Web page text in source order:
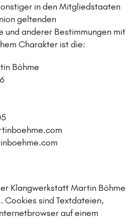
in den Mitgliedstaaten
geltenden
und anderer Bestimmungen mit
Charakter ist die:
Böhme
Klangwerkstatt Martin Böhme
Cookies sind Textdateien,
auf einem